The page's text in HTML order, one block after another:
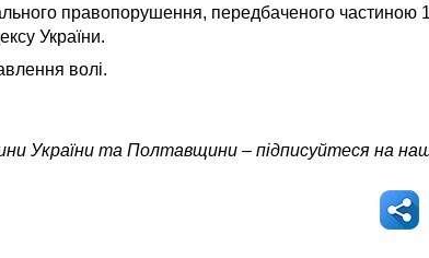
правопорушення, передбаченого частиною
України.
волі.
України та Полтавщини – підписуйтеся на